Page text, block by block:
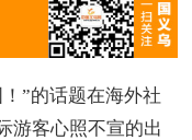
”的话题在海外社
游客心照不宣的出